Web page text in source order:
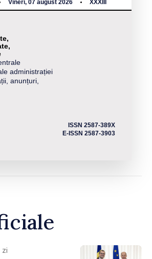
Vineri, 07 august 2026 XXXIII
administrației
anunțuri,
ISSN 2587-389X
E-ISSN 2587-3903
zi